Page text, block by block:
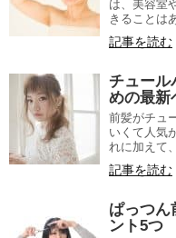
は、美容室
きることは
記事を読む
チュール
めの最新
前髪がチュ
いくて人気
れに加えて
記事を読む
ぱっつん
ント5つ